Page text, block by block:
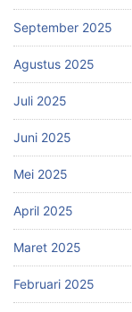
September 2025
Agustus 2025
Juli 2025
Juni 2025
Mei 2025
April 2025
Maret 2025
Februari 2025